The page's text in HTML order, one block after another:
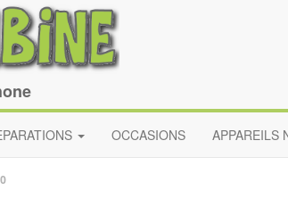
OCCASIONS APPAREILS